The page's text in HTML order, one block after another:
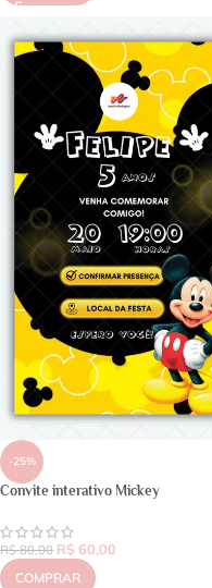
-25%
Convite interativo Mickey
R$80,00 R$ 60,00
COMPRAR